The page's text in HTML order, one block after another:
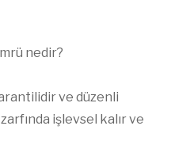
nedir?
ve düzenli
işlevsel kalır ve